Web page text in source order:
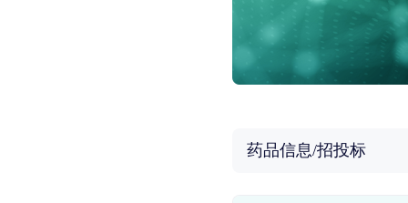
药品信息/招投标